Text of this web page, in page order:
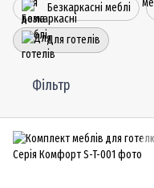
Безкаркасні меблі
Для готелів
Фільтр